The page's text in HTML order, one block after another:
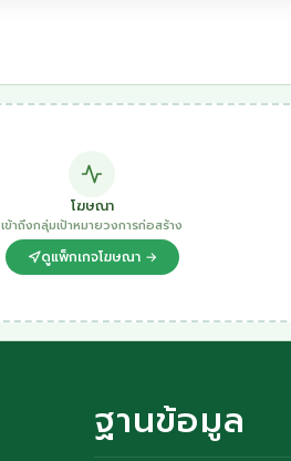
โฆษณา
เข้าถึงกลุ่มเป้าหมายวงการก่อสร้าง
ดูแพ็กเกจโฆษณา →
ฐานข้อมูล